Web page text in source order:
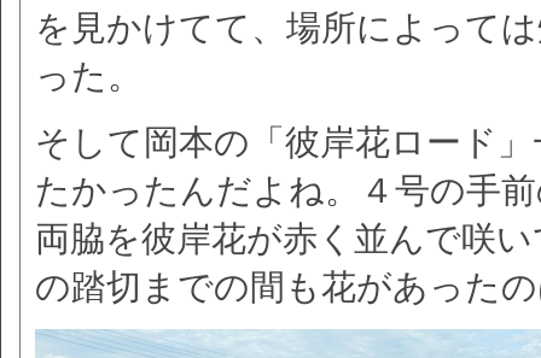
を見かけてて、場所によって
った。
そして岡本の「彼岸花ロード
たかったんだよね。４号の手
両脇を彼岸花が赤く並んで咲
の踏切までの間も花があった